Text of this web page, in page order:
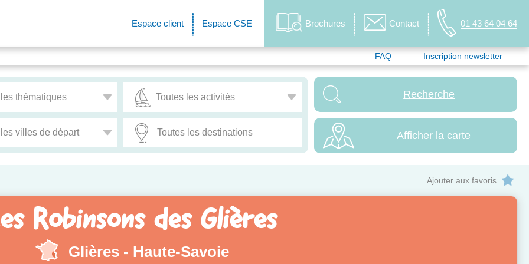
Espace client Espace CSE Brochures Contact 01 43 64 04 64
FAQ Inscription newsletter
Afficher la carte
Ajouter aux favoris
Robinsons des Glières
Glières - Haute-Savoie